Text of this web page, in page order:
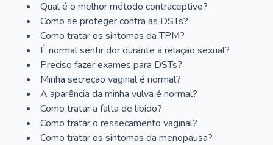
Qual é o melhor método contraceptivo?
Como se proteger contra as DSTs?
Como tratar os sintomas da TPM?
É normal sentir dor durante a relação sexual?
Preciso fazer exames para DSTs?
Minha secreção vaginal é normal?
A aparência da minha vulva é normal?
Como tratar a falta de libido?
Como tratar o ressecamento vaginal?
Como tratar os sintomas da menopausa?